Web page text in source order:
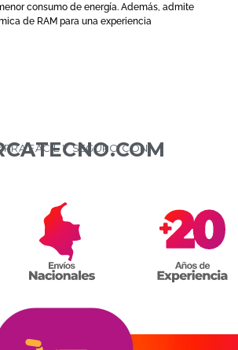
consumo de energía. Además, admite
de RAM para una experiencia
FÁCIL Y SEGURO CON